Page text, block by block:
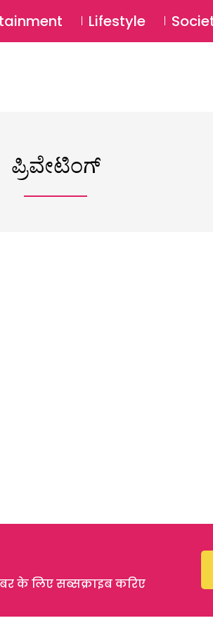
Lifestyle
ಪ್ರಿವೇಟಿಂಗ್
के लिए सब्सक्राइब करिए